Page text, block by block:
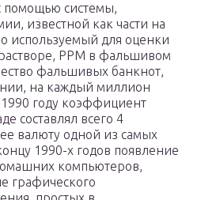
помощью системы,
известной как части на
используемый для оценки
PPM в фальшивом
фальшивых банкнот,
на каждый миллион
году коэффициент
составлял всего 4
валюту одной из самых
1990-х годов появление
компьютеров,
графического